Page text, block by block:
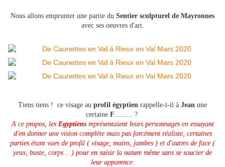
Nous allons emprunter une partie du Sentier sculpturel de Mayronnes
avec ses oeuvres d'art.
Tiens tiens ! ce visage au profil égyptien rappelle-t-il à Jean une
certaine F......... ?
A ce propos, les Egyptiensreprésentaient leurs personnages en essayant
d'en donner une vision complète mais pas forcément réaliste, certaines
parties étant vues de profil ( visage, mains, jambes ) et d'autres de face (
yeux, buste, corps .. ) pour en saisir la nature même sans se soucier de
leur apparence.